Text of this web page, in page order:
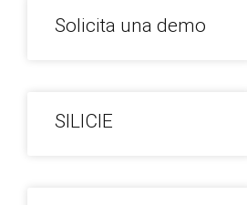
Solicita una demo
SILICIE